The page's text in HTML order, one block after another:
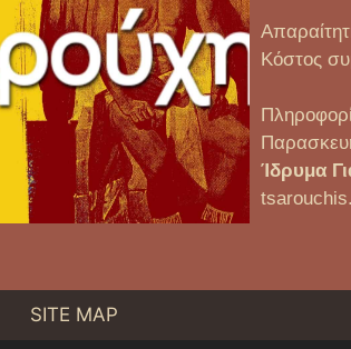
Κόστος
Ίδρυμα
SITE MAP